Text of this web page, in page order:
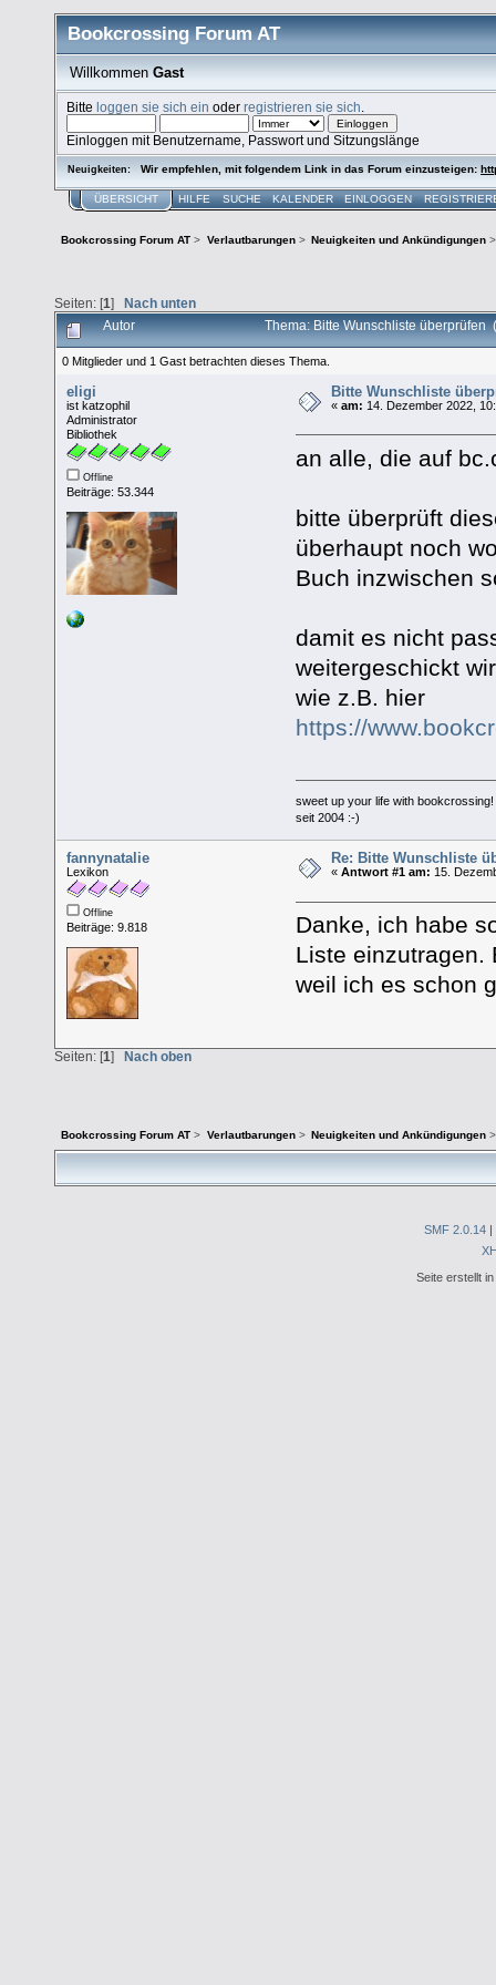
Bookcrossing Forum AT
Willkommen Gast
Bitteloggen sie sich ein oderregistrieren sie sich
Einloggen mit Benutzername, Passwort und Sitzungslänge
Neuigkeiten: Wir empfehlen, mit folgendem Link in das Forum einzusteigen:
ÜBERSICHT HILFE SUCHE KALENDER EINLOGGEN
Bookcrossing Forum AT > Verlautbarungen> Neuigkeiten und Ankündigungen>
Seiten: [1] Nach unten
Autor Thema: Bitte Wunschliste überprüfen
0 Mitglieder und 1 Gast betrachten dieses Thema.
eligi
ist katzophil
Administrator
Bibliothek
Offline
Beiträge: 53.344
Bitte Wunschliste
«am: 14. Dezember 2022,
an alle, die auf
bitte überprüft
überhaupt noch
Buch inzwischen
damit es nicht
weitergeschickt
wie z.B. hier
https://
sweet up your life with bookcrossing!
seit 2004 :-)
fannynatalie
Lexikon
Offline
Beiträge: 9.818
Re: Bitte Wunschliste
«Antwort #1 am: 15.
Danke, ich habe
Liste einzutragen.
weil ich es schon
Seiten: [1] Nach oben
Bookcrossing Forum AT > Verlautbarungen> Neuigkeiten und Ankündigungen>
SMF 2.0.14 |
Seite erstellt